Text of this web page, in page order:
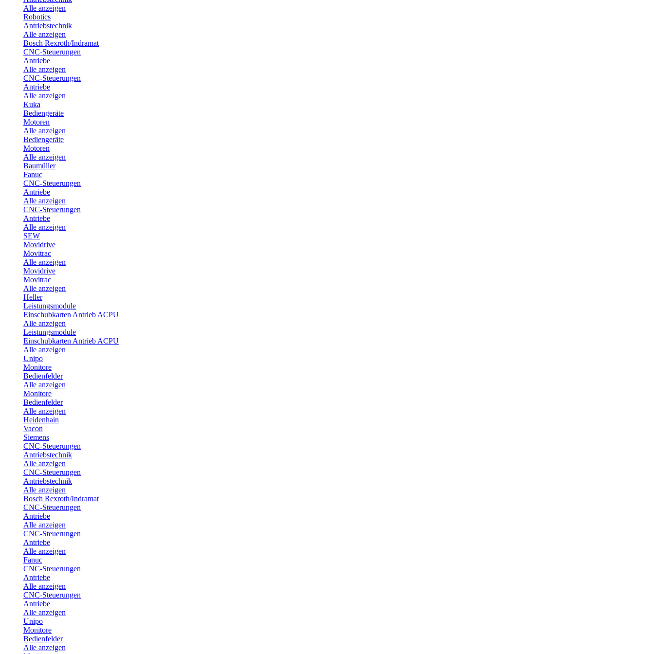
Alle anzeigen
Robotics
Antriebstechnik
Alle anzeigen
Bosch Rexroth/Indramat
CNC-Steuerungen
Antriebe
Alle anzeigen
CNC-Steuerungen
Antriebe
Alle anzeigen
Kuka
Bediengeräte
Motoren
Alle anzeigen
Bediengeräte
Motoren
Alle anzeigen
Baumüller
Fanuc
CNC-Steuerungen
Antriebe
Alle anzeigen
CNC-Steuerungen
Antriebe
Alle anzeigen
SEW
Movidrive
Movitrac
Alle anzeigen
Movidrive
Movitrac
Alle anzeigen
Heller
Leistungsmodule
Einschubkarten Antrieb ACPU
Alle anzeigen
Leistungsmodule
Einschubkarten Antrieb ACPU
Alle anzeigen
Unipo
Monitore
Bedienfelder
Alle anzeigen
Monitore
Bedienfelder
Alle anzeigen
Heidenhain
Vacon
Siemens
CNC-Steuerungen
Antriebstechnik
Alle anzeigen
CNC-Steuerungen
Antriebstechnik
Alle anzeigen
Bosch Rexroth/Indramat
CNC-Steuerungen
Antriebe
Alle anzeigen
CNC-Steuerungen
Antriebe
Alle anzeigen
Fanuc
CNC-Steuerungen
Antriebe
Alle anzeigen
CNC-Steuerungen
Antriebe
Alle anzeigen
Unipo
Monitore
Bedienfelder
Alle anzeigen